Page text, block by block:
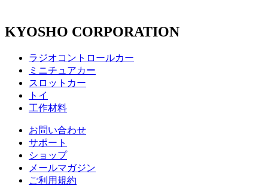
KYOSHO CORPORATION
ラジオコントロールカー
ミニチュアカー
スロットカー
トイ
工作材料
お問い合わせ
サポート
ショップ
メールマガジン
ご利用規約